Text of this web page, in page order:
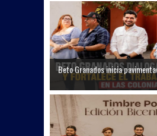
Beto Granados inicia